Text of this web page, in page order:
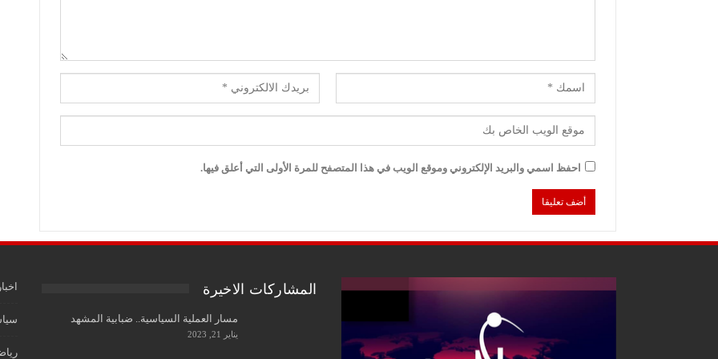
احفظ اسمي والبريد الإلكتروني وموقع الويب في هذا المتصفح للمرة الأولى التي أعلق فيها.
المشاركات الاخيرة
مسار العملية السياسية.. ضبابية المشهد
يناير 21, 2023
اخبار